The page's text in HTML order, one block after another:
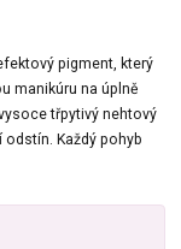
pigment, který
manikúru na úplně
třpytivý nehtový
Každý pohyb